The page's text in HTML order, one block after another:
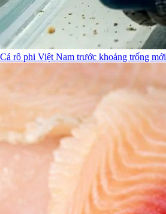
Cá rô phi Việt Nam trước khoảng trống